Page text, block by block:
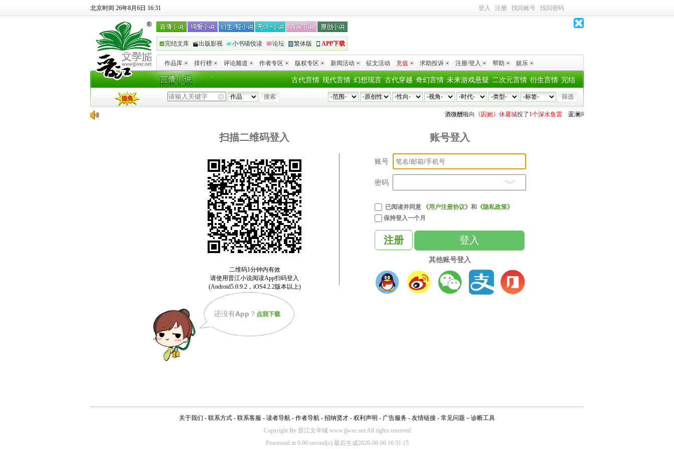
北京时间 26年8月6日 16:31 登入 注册 找回账号 找回密码
完结文库 出版影视 小书喵悦读 论坛 繁体版 APP下载
作品库 排行榜 评论频道 作者专区 版权专区 新闻活动 征文活动 充值 求助投诉 注册/登入 帮助 娱乐
完结
衍生言情
二次元言情
未来游戏悬疑
奇幻言情
古代穿越
幻想现言
现代言情
古代言情
酒微醺啦向《囚她》休屠城投了1个深水鱼雷 蓝澜向《富哥：Crush说不喜欢我》松露
扫描二维码登入
还没有App ？ 点我下载
账号登入
账号
密码
已阅读并同意 《用户注册协议》 和
《隐私政策》
保持登入一个月
注册 登入
其他账号登入
关于我们 - 联系方式 - 联系客服 - 读者导航 - 作者导航 - 招纳贤才 - 权利声明 - 广告服务 - 友情链接 - 常见问题 － 诊断工具
Copyright By 晋江文学城 www.jjwxc.net All rights reserved
Processed in 0.00 second(s) 最后生成2026-08-06 16:31:15